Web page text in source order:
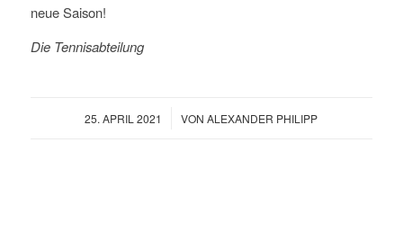
neue Saison!
Die Tennisabteilung
25. APRIL 2021
/ VONALEXANDER PHILIPP